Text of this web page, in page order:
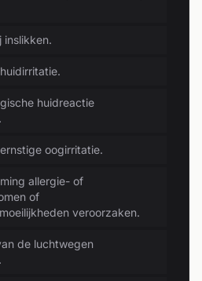
inslikken.
huidreactie
oogirritatie.
allergie- of
of
veroorzaken.
de luchtwegen